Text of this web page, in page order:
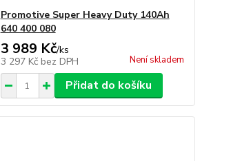
Promotive Super Heavy Duty 140Ah
640 400 080
3 989 Kč/ks
3 297 Kč bez DPH Není skladem
Přidat do košíku